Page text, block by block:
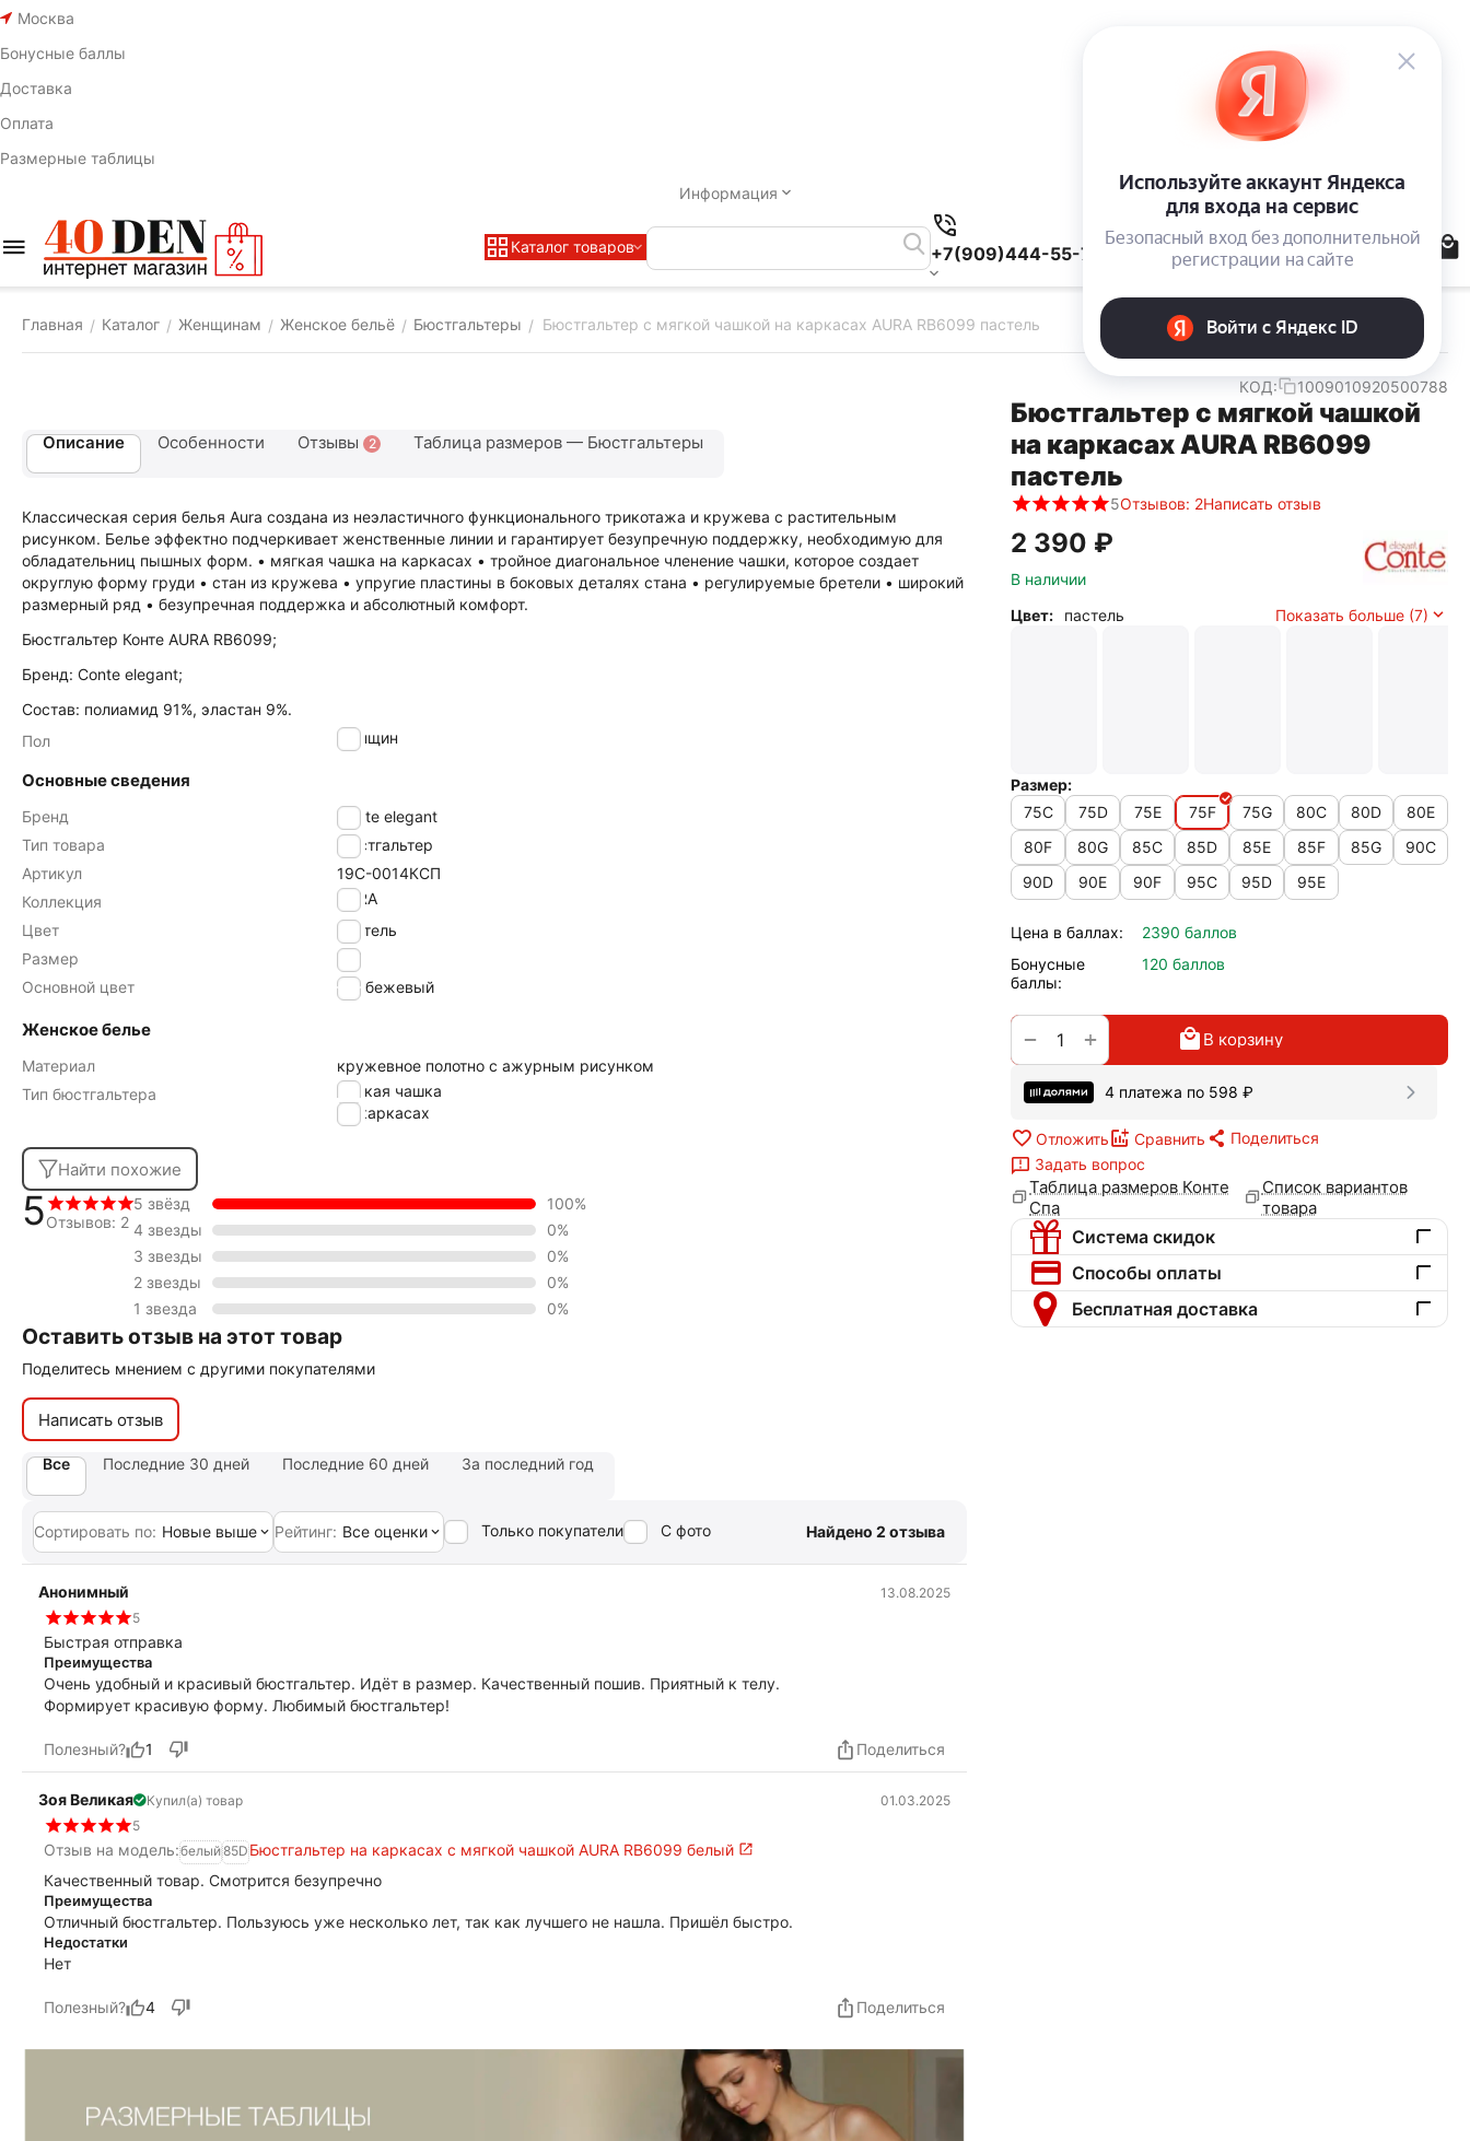
Москва
Бонусные баллы
Доставка
Оплата
Размерные таблицы
Информация
Каталог товаров +7(909)444-55-78
Главная / Каталог / Женщинам / Женское бельё / Бюстгальтеры / Бюстгальтер с мягкой чашкой на каркасах AURA RB6099 пастель
КОД: 1009010920500788
Бюстгальтер с мягкой чашкой
на каркасах AURA RB6099
пастель
5Отзывов: 2Написать отзыв
2 390 ₽
В наличии
Цвет:
пастель Показать больше (7)
Размер:
75C
75D 75E 75F 75G 80C 80D
80E
80F
80G 85C 85D 85E 85F 85G
90C
90D
90E 90F 95C 95D 95E
Цена в баллах:
2390 баллов
Бонусные
баллы:
120 баллов
+
− В корзину
4 платежа по 598 ₽
Отложить Сравнить
Поделиться
Задать вопрос
Таблица размеров Конте
Спа
Список вариантов
товара
Система скидок
Способы оплаты
Бесплатная доставка
Описание Особенности Отзывы 2 Таблица размеров — Бюстгальтеры
Классическая серия белья Aura создана из неэластичного функционального трикотажа и кружева с растительным
рисунком. Белье эффектно подчеркивает женственные линии и гарантирует безупречную поддержку, необходимую для
обладательниц пышных форм. • мягкая чашка на каркасах • тройное диагональное членение чашки, которое создает
округлую форму груди • стан из кружева • упругие пластины в боковых деталях стана • регулируемые бретели • широкий
размерный ряд • безупречная поддержка и абсолютный комфорт.
Бюстгальтер Конте AURA RB6099;
Бренд: Conte elegant;
Состав: полиамид 91%, эластан 9%.
Пол
женщин
Основные сведения
Бренд
Conte elegant
Тип товара
Бюстгальтер
Артикул
19С-0014КСП
Коллекция
AURA
Цвет
пастель
Размер
75F
Основной цвет
бежевый
Женское белье
Материал
кружевное полотно с ажурным рисунком
Тип бюстгальтера
мягкая чашка
на каркасах
Найти похожие
5Отзывов: 2
5 звёзд
100%
4 звезды
0%
3 звезды
0%
2 звезды
0%
1 звезда
0%
Оставить отзыв на этот товар
Поделитесь мнением с другими покупателями
Написать отзыв
Все Последние 30 дней Последние 60 дней За последний год
Сортировать по: Новые выше Рейтинг: Все оценки Только покупатели С фото Найдено 2 отзыва
Анонимный
13.08.2025
5
Быстрая отправка
Преимущества
Очень удобный и красивый бюстгальтер. Идёт в размер. Качественный пошив. Приятный к телу.
Формирует красивую форму. Любимый бюстгальтер!
Полезный? 1 Поделиться
Зоя Великая Купил(а) товар
01.03.2025
5
Отзыв на модель:белый85D Бюстгальтер на каркасах с мягкой чашкой AURA RB6099 белый
Качественный товар. Смотрится безупречно
Преимущества
Отличный бюстгальтер. Пользуюсь уже несколько лет, так как лучшего не нашла. Пришёл быстро.
Недостатки
Нет
Полезный? 4 Поделиться